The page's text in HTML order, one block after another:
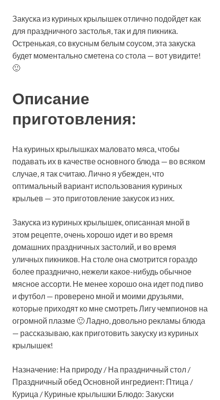
Закуска из куриных крылышек отлично подойдет как
для праздничного застолья, так и для пикника.
Остренькая, со вкусным белым соусом, эта закуска
будет моментально сметена со стола — вот увидите!
🙂
Описание
приготовления:
На куриных крылышках маловато мяса, чтобы
подавать их в качестве основного блюда — во всяком
случае, я так считаю. Лично я убежден, что
оптимальный вариант использования куриных
крыльев — это приготовление закусок из них.
Закуска из куриных крылышек, описанная мной в
этом рецепте, очень хорошо идет и во время
домашних праздничных застолий, и во время
уличных пикников. На столе она смотрится гораздо
более празднично, нежели какое-нибудь обычное
мясное ассорти. Не менее хорошо она идет под пиво
и футбол — проверено мной и моими друзьями,
которые приходят ко мне смотреть Лигу чемпионов на
огромной плазме 🙂 Ладно, довольно рекламы блюда
— рассказываю, как приготовить закуску из куриных
крылышек!
Назначение: На природу / На праздничный стол /
Праздничный обед Основной ингредиент: Птица /
Курица / Куриные крылышки Блюдо: Закуски